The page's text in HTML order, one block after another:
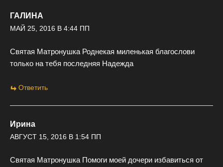
ГАЛИНА
МАЙ 25, 2016 В 4:44 ПП
Святая Матронушка Роднекая миленькая благослови
только на тебя последняя Надежда
Ответить
Ирина
АВГУСТ 15, 2016 В 1:54 ПП
Святая Матронушка Помоги моей дочери избавиться от